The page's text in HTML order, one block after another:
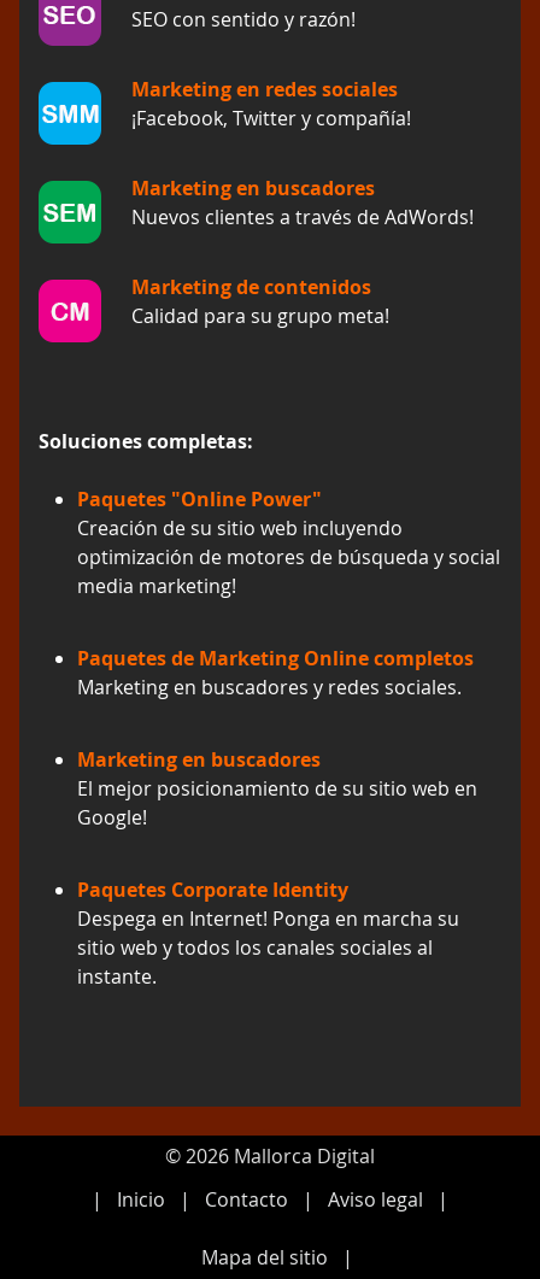
SEO con sentido y razón!
Marketing en redes sociales
¡Facebook, Twitter y compañía!
Marketing en buscadores
Nuevos clientes a través de AdWords!
Marketing de contenidos
Calidad para su grupo meta!
Soluciones completas:
Paquetes "Online Power"
Creación de su sitio web incluyendo
optimización de motores de búsqueda y social
media marketing!
Paquetes de Marketing Online completos
Marketing en buscadores y redes sociales.
Marketing en buscadores
El mejor posicionamiento de su sitio web en
Google!
Paquetes Corporate Identity
Despega en Internet! Ponga en marcha su
sitio web y todos los canales sociales al
instante.
© 2026 Mallorca Digital
Inicio
Contacto Aviso legal
Mapa del sitio